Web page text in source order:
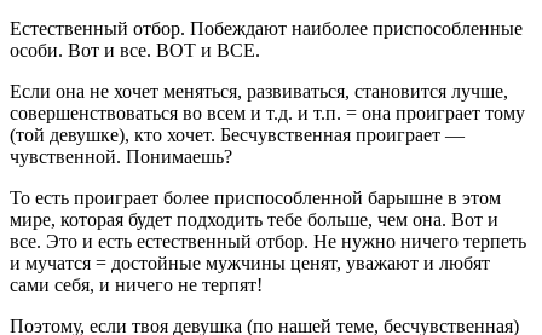
Естественный отбор. Побеждают наиболее приспособленные
особи. Вот и все. ВОТ и ВСЕ.
Если она не хочет меняться, развиваться, становится лучше,
совершенствоваться во всем и т.д. и т.п. = она проиграет тому
(той девушке), кто хочет. Бесчувственная проиграет —
чувственной. Понимаешь?
То есть проиграет более приспособленной барышне в этом
мире, которая будет подходить тебе больше, чем она. Вот и
все. Это и есть естественный отбор. Не нужно ничего терпеть
и мучатся = достойные мужчины ценят, уважают и любят
сами себя, и ничего не терпят!
Поэтому, если твоя девушка (по нашей теме, бесчувственная)